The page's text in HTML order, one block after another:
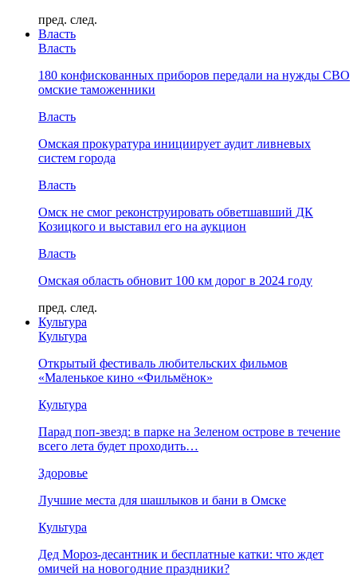
пред. след.
Власть
Власть
180 конфискованных приборов передали на нужды СВО
омские таможенники
Власть
Омская прокуратура инициирует аудит ливневых
систем города
Власть
Омск не смог реконструировать обветшавший ДК
Козицкого и выставил его на аукцион
Власть
Омская область обновит 100 км дорог в 2024 году
пред. след.
Культура
Культура
Открытый фестиваль любительских фильмов
«Маленькое кино «Фильмёнок»
Культура
Парад поп-звезд: в парке на Зеленом острове в течение
всего лета будет проходить…
Здоровье
Лучшие места для шашлыков и бани в Омске
Культура
Дед Мороз-десантник и бесплатные катки: что ждет
омичей на новогодние праздники?